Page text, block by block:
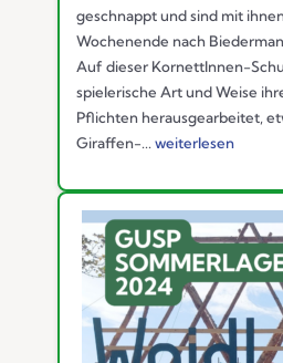
geschnappt und sind mit
Wochenende nach
Auf dieser KornettInnen-
spielerische Art und Weise
Pflichten herausgearbeitet,
Giraffen-... weiterlesen